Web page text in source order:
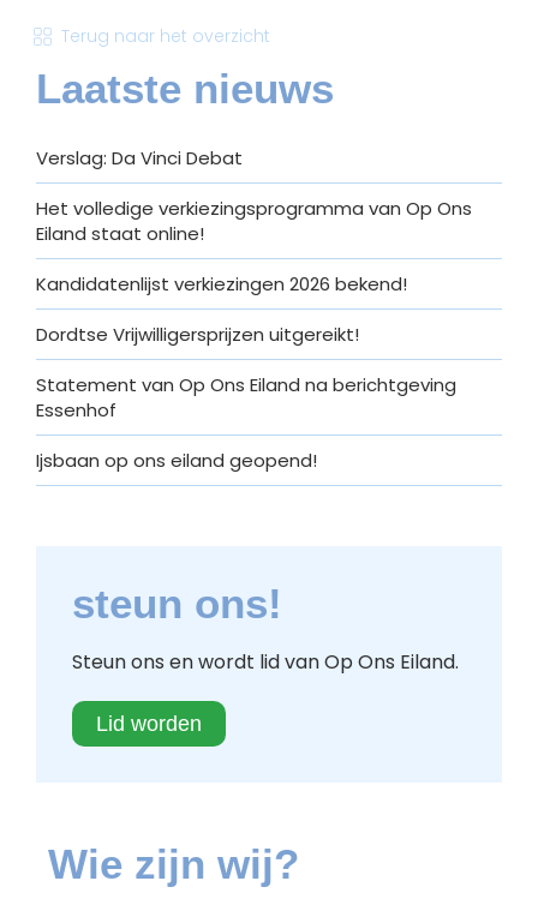
Terug naar het overzicht
Laatste nieuws
Verslag: Da Vinci Debat
Het volledige verkiezingsprogramma van Op Ons
Eiland staat online!
Kandidatenlijst verkiezingen 2026 bekend!
Dordtse Vrijwilligersprijzen uitgereikt!
Statement van Op Ons Eiland na berichtgeving
Essenhof
Ijsbaan op ons eiland geopend!
steun ons!
Steun ons en wordt lid van Op Ons Eiland.
Lid worden
Wie zijn wij?